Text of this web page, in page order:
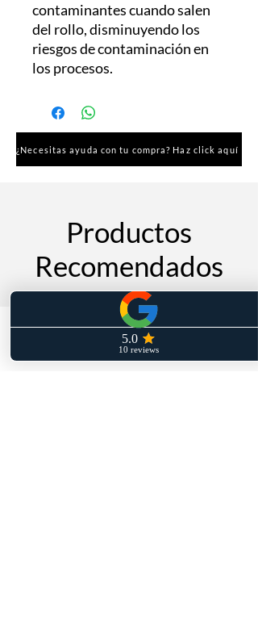
contaminantes cuando salen
del rollo, disminuyendo los
riesgos de contaminación en
los procesos.
¿Necesitas ayuda con tu compra? Haz click aquí
Productos
Recomendados
Productos